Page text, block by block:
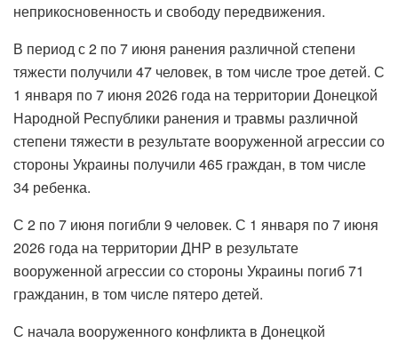
неприкосновенность и свободу передвижения.
В период с 2 по 7 июня ранения различной степени
тяжести получили 47 человек, в том числе трое детей. С
1 января по 7 июня 2026 года на территории Донецкой
Народной Республики ранения и травмы различной
степени тяжести в результате вооруженной агрессии со
стороны Украины получили 465 граждан, в том числе
34 ребенка.
С 2 по 7 июня погибли 9 человек. С 1 января по 7 июня
2026 года на территории ДНР в результате
вооруженной агрессии со стороны Украины погиб 71
гражданин, в том числе пятеро детей.
С начала вооруженного конфликта в Донецкой